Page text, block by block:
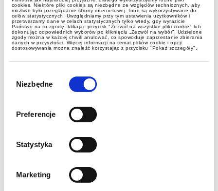
cookies. Niektóre pliki cookies są niezbędne ze względów technicznych, aby
możliwe było przeglądanie strony internetowej. Inne są wykorzystywane do
celów statystycznych. Uwzględniamy przy tym ustawienia użytkowników i
przetwarzamy dane w celach statystycznych tylko wtedy, gdy wyrazicie
Państwo na to zgodę, klikając przycisk "Zezwól na wszystkie pliki cookie" lub
dokonując odpowiednich wyborów po kliknięciu „Zezwól na wybór”. Udzielone
zgody można w każdej chwili anulować, co spowoduje zaprzestanie zbierania
danych w przyszłości. Więcej informacji na temat plików cookie i opcji
dostosowywania można znaleźć korzystając z przycisku "Pokaż szczegóły".
zgody
Niezbędne
Preferencje
Statystyka
Marketing
Lexplorers
Zasady wypełniania deklaracji
na podatek od nieruchomości w
przypadku korekty zobowiązania
po przekroczeniu 100 zł